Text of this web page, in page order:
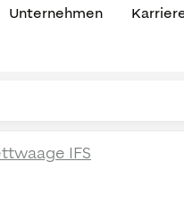
Unternehmen
IFS